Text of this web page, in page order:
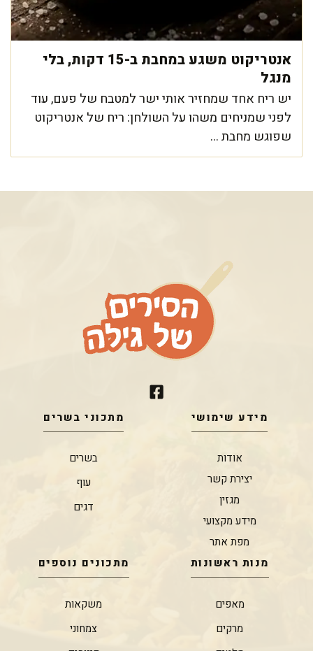
אנטריקוט משגע במחבת ב-15 דקות, בלי
מנגל
יש ריח אחד שמחזיר אותי ישר למטבח של פעם, עוד
לפני שמניחים משהו על השולחן: ריח של אנטריקוט
שפוגש מחבת ...
מידע שימושי
אודות
יצירת קשר
מגזין
מידע מקצועי
מפת אתר
מתכוני בשרים
בשרים
עוף
דגים
מנות ראשונות
מאפים
מרקים
מתכונים נוספים
משקאות
צמחוני